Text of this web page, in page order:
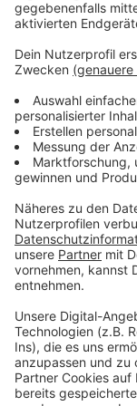
Bei der Tusa
haben in der
Anzeige
Weitere
Anzeige
Hier geht es
So haben wir
DJK Tusa 06
Anzeige